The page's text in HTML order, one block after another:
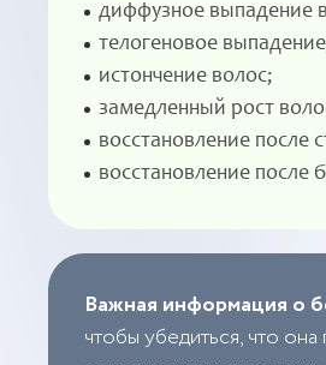
диффузное выпадение
телогеновое
истончение волос;
замедленный рост
восстановление после
восстановление после
Важная информация о
чтобы убедиться, что